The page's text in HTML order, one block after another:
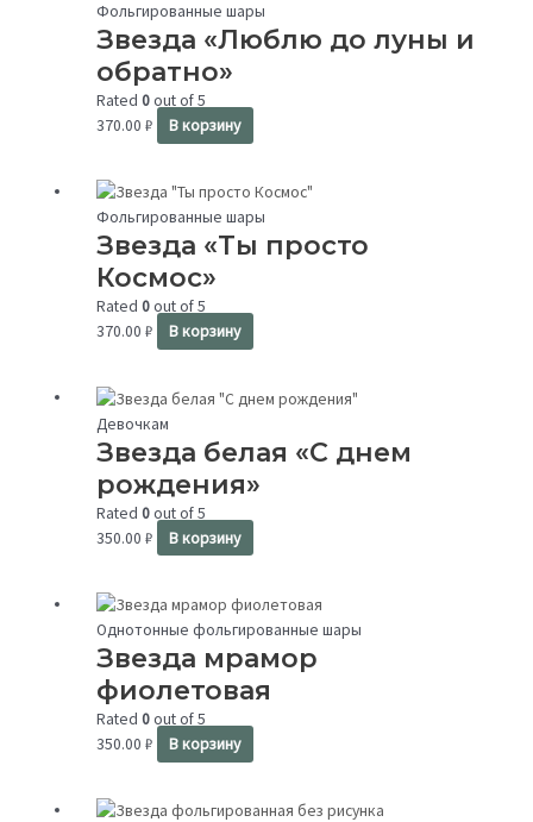
Фольгированные шары
Звезда «Люблю до луны и
обратно»
Rated0out of 5
370.00₽ В корзину
Фольгированные шары
Звезда «Ты просто
Космос»
Rated0out of 5
370.00₽ В корзину
Девочкам
Звезда белая «С днем
рождения»
Rated0out of 5
350.00₽ В корзину
Однотонные фольгированные шары
Звезда мрамор
фиолетовая
Rated0out of 5
350.00₽ В корзину
This